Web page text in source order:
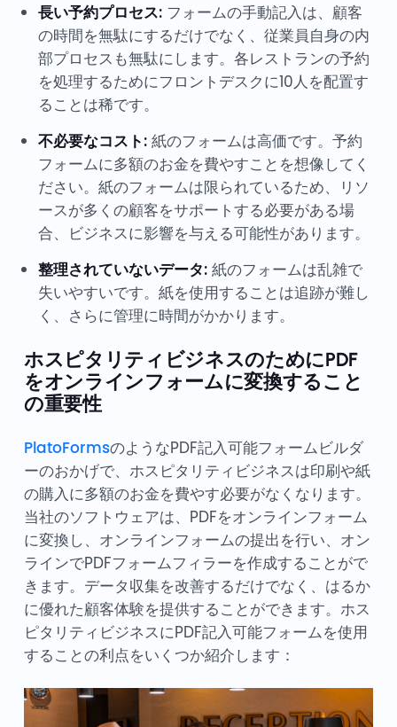
長い予約プロセス:フォームの手動記入は、顧客
の時間を無駄にするだけでなく、従業員自身の内
部プロセスも無駄にします。各レストランの予約
を処理するためにフロントデスクに10人を配置す
ることは稀です。
不必要なコスト:紙のフォームは高価です。予約
フォームに多額のお金を費やすことを想像してく
ださい。紙のフォームは限られているため、リソ
ースが多くの顧客をサポートする必要がある場
合、ビジネスに影響を与える可能性があります。
整理されていないデータ:紙のフォームは乱雑で
失いやすいです。紙を使用することは追跡が難し
く、さらに管理に時間がかかります。
ホスピタリティビジネスのためにPDF
をオンラインフォームに変換すること
の重要性
PlatoFormsのようなPDF記入可能フォームビルダ
ーのおかげで、ホスピタリティビジネスは印刷や紙
の購入に多額のお金を費やす必要がなくなります。
当社のソフトウェアは、PDFをオンラインフォーム
に変換し、オンラインフォームの提出を行い、オン
ラインでPDFフォームフィラーを作成することがで
きます。データ収集を改善するだけでなく、はるか
に優れた顧客体験を提供することができます。ホス
ピタリティビジネスにPDF記入可能フォームを使用
することの利点をいくつか紹介します：